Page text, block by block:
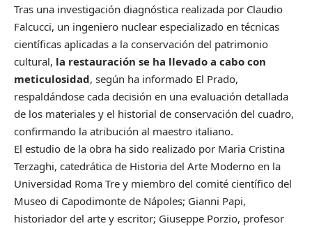
Tras una investigación diagnóstica realizada por Claudio
Falcucci, un ingeniero nuclear especializado en técnicas
científicas aplicadas a la conservación del patrimonio
cultural, la restauración se ha llevado a cabo con
meticulosidad, según ha informado El Prado,
respaldándose cada decisión en una evaluación detallada
de los materiales y el historial de conservación del cuadro,
confirmando la atribución al maestro italiano.
El estudio de la obra ha sido realizado por Maria Cristina
Terzaghi, catedrática de Historia del Arte Moderno en la
Universidad Roma Tre y miembro del comité científico del
Museo di Capodimonte de Nápoles; Gianni Papi,
historiador del arte y escritor; Giuseppe Porzio, profesor